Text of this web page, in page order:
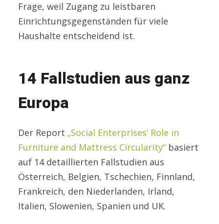
Frage, weil Zugang zu leistbaren
Einrichtungsgegenständen für viele
Haushalte entscheidend ist.
14 Fallstudien aus ganz
Europa
Der Report „Social Enterprises‘ Role in
Furniture and Mattress Circularity“ basiert
auf 14 detaillierten Fallstudien aus
Österreich, Belgien, Tschechien, Finnland,
Frankreich, den Niederlanden, Irland,
Italien, Slowenien, Spanien und UK.